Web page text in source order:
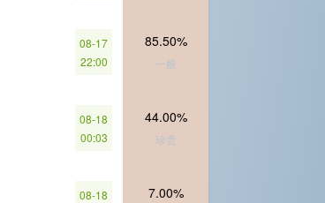
08-17
22:00
85.50%
一般
08-18
00:03
44.00%
珍贵
08-18
7.00%